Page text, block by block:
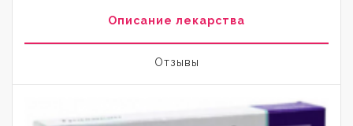
Описание лекарства
Отзывы